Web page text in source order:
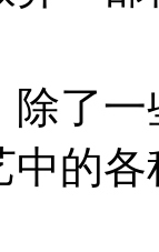
除了
的